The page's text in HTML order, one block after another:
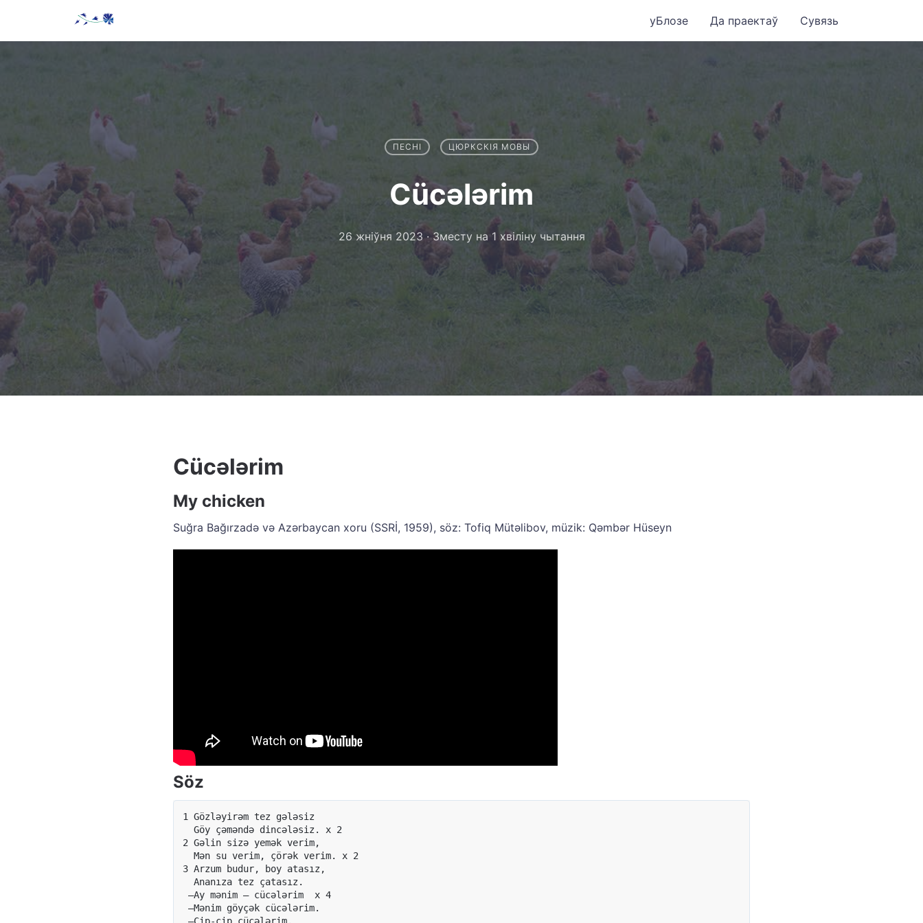
уБлозе Да праектаў Сувязь
ПЕСНІ ЦЮРКСКІЯ МОВЫ
Cücələrim
26 жніўня 2023 ·Зместу на 1 хвіліну чытання
Cücələrim
My chicken
Suğra Bağırzadə və Azərbaycan xoru (SSRİ, 1959), söz: Tofiq Mütəlibov, müzik: Qəmbər Hüseyn
Söz
1 Gözləyirəm tez gələsiz
  Göy çəməndə dincələsiz. x 2
2 Gəlin sizə yemək verim,
  Mən su verim, çörək verim. x 2
3 Arzum budur, boy atasız,
  Ananıza tez çatasız.
—Ay mənim — cücələrim  x 4
—Mənim göyçək cücələrim.
—Cip-cip cücələrim,